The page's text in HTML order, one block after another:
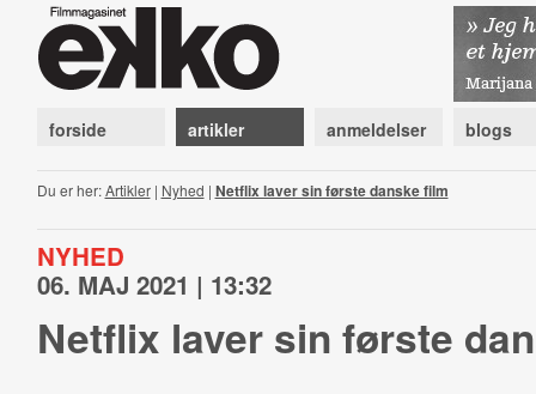
forside artikler anmeldelser blogs
Du er her:Artikler| Nyhed | Netflix laver sin første danske film
NYHED
06. MAJ 2021 | 13:32
Netflix laver sin første